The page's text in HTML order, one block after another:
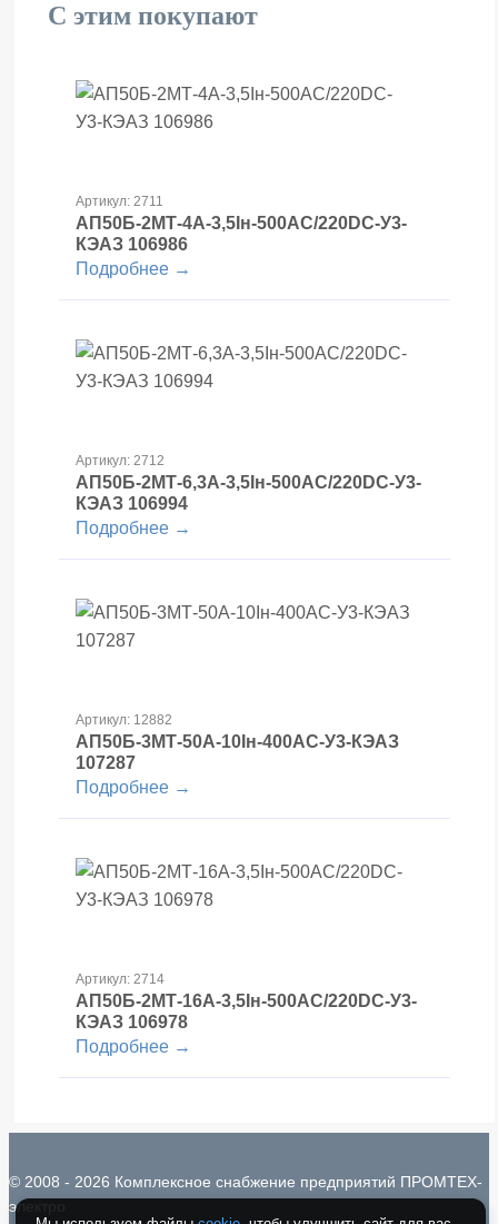
С этим покупают
Артикул: 2711
АП50Б-2МТ-4А-3,5Iн-500AC/220DC-У3-
КЭАЗ 106986
Подробнее →
Артикул: 2712
АП50Б-2МТ-6,3А-3,5Iн-500AC/220DC-У3-
КЭАЗ 106994
Подробнее →
Артикул: 12882
АП50Б-3МТ-50А-10Iн-400AC-У3-КЭАЗ
107287
Подробнее →
Артикул: 2714
АП50Б-2МТ-16А-3,5Iн-500AC/220DC-У3-
КЭАЗ 106978
Подробнее →
© 2008 - 2026 Комплексное снабжение предприятий ПРОМТЕХ-
электро